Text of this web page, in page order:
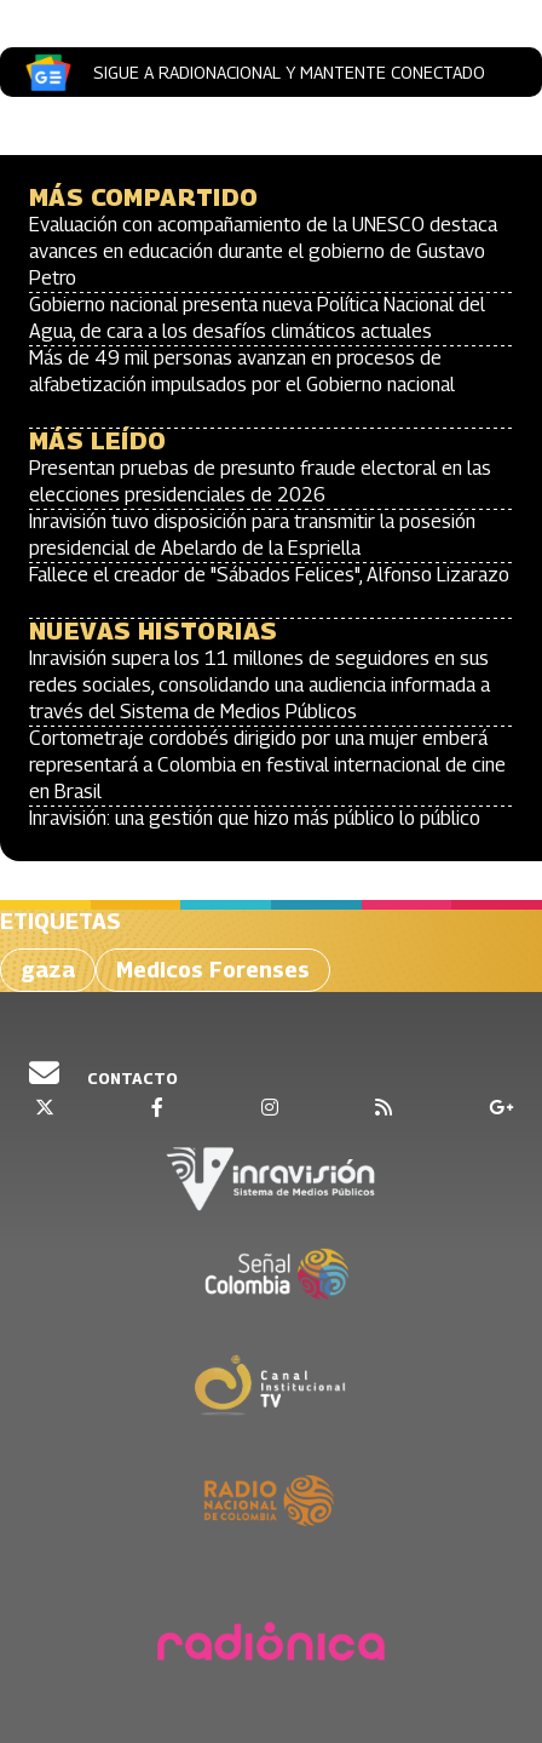
SIGUE A RADIONACIONAL Y MANTENTE CONECTADO
MÁS COMPARTIDO
Evaluación con acompañamiento de la UNESCO destaca
avances en educación durante el gobierno de Gustavo
Petro
Gobierno nacional presenta nueva Política Nacional del
Agua, de cara a los desafíos climáticos actuales
Más de 49 mil personas avanzan en procesos de
alfabetización impulsados por el Gobierno nacional
MÁS LEÍDO
Presentan pruebas de presunto fraude electoral en las
elecciones presidenciales de 2026
Inravisión tuvo disposición para transmitir la posesión
presidencial de Abelardo de la Espriella
Fallece el creador de "Sábados Felices", Alfonso Lizarazo
NUEVAS HISTORIAS
Inravisión supera los 11 millones de seguidores en sus
redes sociales, consolidando una audiencia informada a
través del Sistema de Medios Públicos
Cortometraje cordobés dirigido por una mujer emberá
representará a Colombia en festival internacional de cine
en Brasil
Inravisión: una gestión que hizo más público lo público
ETIQUETAS
gaza
Medicos Forenses
CONTACTO